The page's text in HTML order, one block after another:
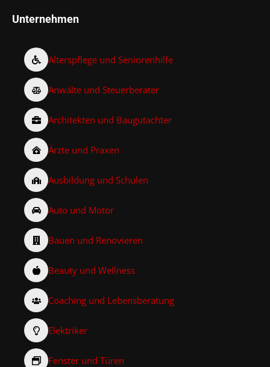
Unternehmen
Alterspflege und Seniorenhilfe
Anwälte und Steuerberater
Architekten und Baugutachter
Ärzte und Praxen
Ausbildung und Schulen
Auto und Motor
Bauen und Renovieren
Beauty und Wellness
Coaching und Lebensberatung
Elektriker
Fenster und Türen